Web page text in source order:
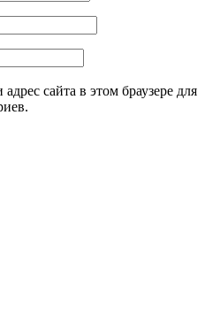
сайта в этом браузере для